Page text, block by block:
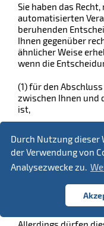
Durch Nutzung dieser
der Verwendung von
Analysezwecke zu.
Sie haben das
automatisierten
beruhenden
Ihnen gegenüber
ähnlicher Weise
wenn die
(1) für den
zwischen Ihnen und
ist,
(2) aufgrund von
Mitgliedstaaten,
zulässig ist und
Maßnahmen zur
sowie Ihrer
(3) mit Ihrer